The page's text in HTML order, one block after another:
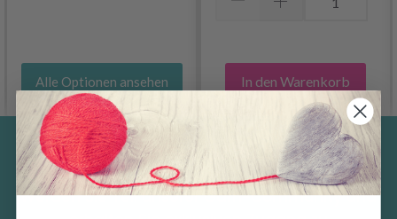
Alle Optionen ansehen In den Warenkorb
Sparen Sie bis zu 50%
Werden Sie Teil unserer Garn-Community und